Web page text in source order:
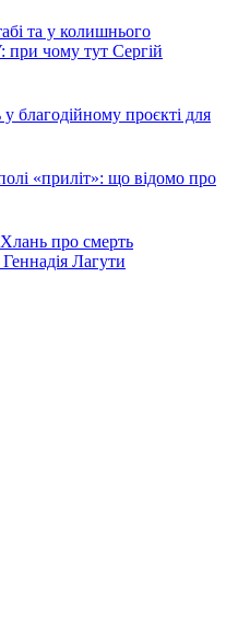
та у колишнього
при чому тут Сергій
благодійному проєкті для
«приліт»: що відомо про
про смерть
Лагути